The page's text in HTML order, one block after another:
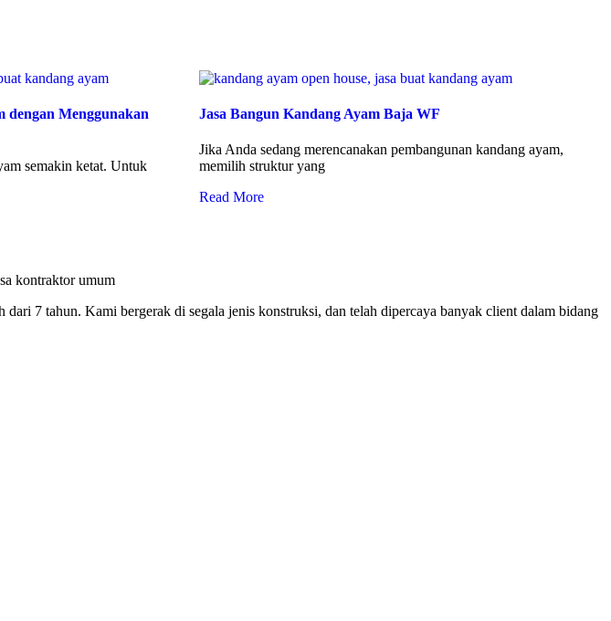
dengan Menggunakan
semakin ketat. Untuk
Jasa Bangun Kandang Ayam Baja WF
Jika Anda sedang merencanakan pembangunan kandang ayam,
memilih struktur yang
Read More
7 tahun. Kami bergerak di segala jenis konstruksi, dan telah dipercaya banyak client dalam bidang